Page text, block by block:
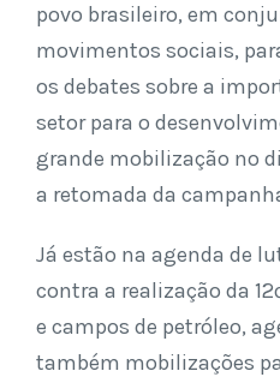
povo brasileiro, em
movimentos sociais,
os debates sobre a
setor para o
grande mobilização no
a retomada da
Já estão na agenda de
contra a realização da
e campos de petróleo,
também mobilizações